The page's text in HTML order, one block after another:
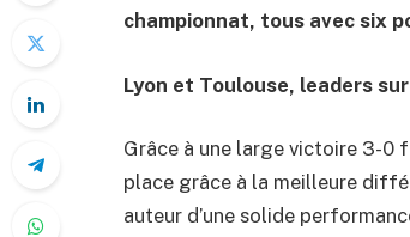
championnat, tous avec six
Lyon et Toulouse, leaders
Grâce à une large victoire 3-0
place grâce à la meilleure
auteur d’une solide